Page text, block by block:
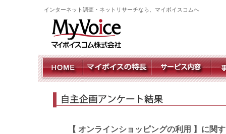
インターネット調査・ネットリサーチなら、マイボイスコムへ
【 オンラインショッピングの利用 】に関